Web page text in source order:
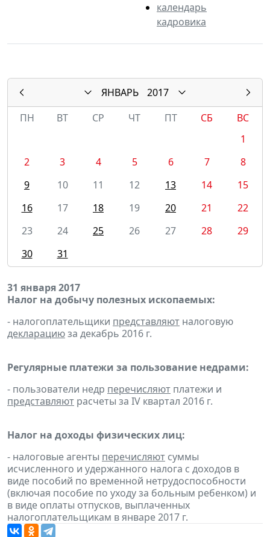
календарь
кадровика
ЯНВАРЬ
2017
ПН
ВТ СР ЧТ ПТ СБ
ВС
1
2
3 4 5 6 7
8
9
10 11 12 13 14
15
16
17 18 19 20 21
22
23
24 25 26 27 28
29
30
31
31 января 2017
Налог на добычу полезных ископаемых:
- налогоплательщики представляют налоговую
декларациюза декабрь 2016 г.
Регулярные платежи за пользование недрами:
- пользователи недр перечисляют платежи и
представляют расчеты за IV квартал 2016 г.
Налог на доходы физических лиц:
- налоговые агенты перечисляют суммы
исчисленного и удержанного налога с доходов в
виде пособий по временной нетрудоспособности
(включая пособие по уходу за больным ребенком) и
в виде оплаты отпусков, выплаченных
налогоплательщикам в январе 2017 г.